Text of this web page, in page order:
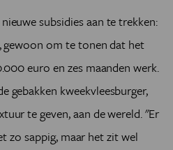
subsidies aan te trekken:
om te tonen dat het
euro en zes maanden werk.
gebakken kweekvleesburger,
te geven, aan de wereld. "Er
zo sappig, maar het zit wel